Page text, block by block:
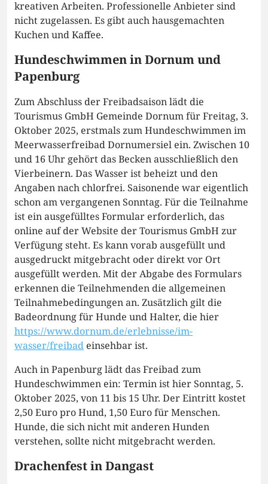
kreativen Arbeiten. Professionelle Anbieter sind
nicht zugelassen. Es gibt auch hausgemachten
Kuchen und Kaffee.
Hundeschwimmen in Dornum und
Papenburg
Zum Abschluss der Freibadsaison lädt die
Tourismus GmbH Gemeinde Dornum für Freitag, 3.
Oktober 2025, erstmals zum Hundeschwimmen im
Meerwasserfreibad Dornumersiel ein. Zwischen 10
und 16 Uhr gehört das Becken ausschließlich den
Vierbeinern. Das Wasser ist beheizt und den
Angaben nach chlorfrei. Saisonende war eigentlich
schon am vergangenen Sonntag. Für die Teilnahme
ist ein ausgefülltes Formular erforderlich, das
online auf der Website der Tourismus GmbH zur
Verfügung steht. Es kann vorab ausgefüllt und
ausgedruckt mitgebracht oder direkt vor Ort
ausgefüllt werden. Mit der Abgabe des Formulars
erkennen die Teilnehmenden die allgemeinen
Teilnahmebedingungen an. Zusätzlich gilt die
Badeordnung für Hunde und Halter, die hier
https://www.dornum.de/erlebnisse/im-
wasser/freibad einsehbar ist.
Auch in Papenburg lädt das Freibad zum
Hundeschwimmen ein: Termin ist hier Sonntag, 5.
Oktober 2025, von 11 bis 15 Uhr. Der Eintritt kostet
2,50 Euro pro Hund, 1,50 Euro für Menschen.
Hunde, die sich nicht mit anderen Hunden
verstehen, sollte nicht mitgebracht werden.
Drachenfest in Dangast